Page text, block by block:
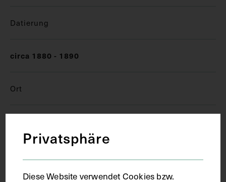
Datierung
circa 1880 - 1890
Ort
Privatsphäre
Diese Website verwendet Cookies bzw.